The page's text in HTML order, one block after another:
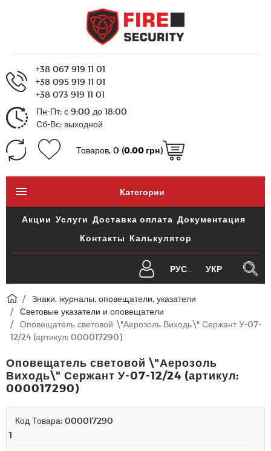
+38 067 919 11 01
+38 095 919 11 01
+38 073 919 11 01
Пн-Пт: с 9:00 до 18:00
Сб-Вс: выходной
Товаров, 0 (0.00 грн)
Категории
Акции Услуги Доставка оплата Документация
Контакты Калькулятор
РУС УКР
Знаки, журналы, оповещатели, указатели
Световые указатели и оповещатели
Оповещатель световой \"Аерозоль Виходь\" Сержант У-07-
12/24 (артикул: 000017290)
Оповещатель световой \"Аерозоль
Виходь\" Сержант У-07-12/24 (артикул:
000017290)
Код Товара: 000017290
1